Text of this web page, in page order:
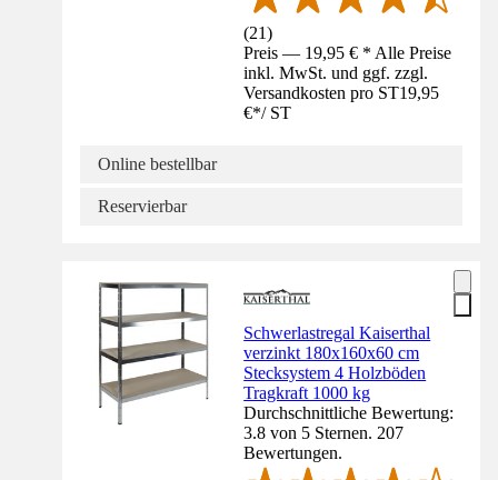
(21)
Preis — 19,95 € * Alle Preise
inkl. MwSt. und ggf. zzgl.
Versandkosten pro ST19,95
€*/ ST
Online bestellbar
Reservierbar
Schwerlastregal Kaiserthal
verzinkt 180x160x60 cm
Stecksystem 4 Holzböden
Tragkraft 1000 kg
Durchschnittliche Bewertung:
3.8 von 5 Sternen. 207
Bewertungen.